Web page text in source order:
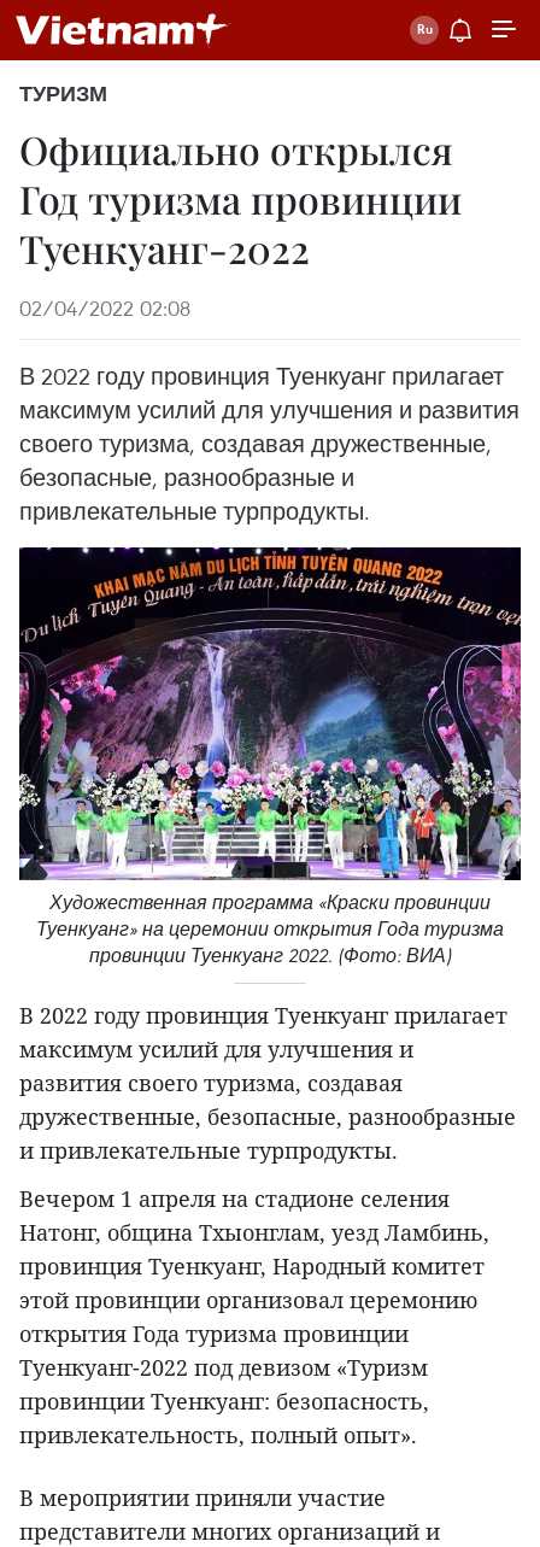
ТУРИЗМ
Официально открылся
Год туризма провинции
Туенкуанг-2022
02/04/2022 02:08
В 2022 году провинция Туенкуанг прилагает
максимум усилий для улучшения и развития
своего туризма, создавая дружественные,
безопасные, разнообразные и
привлекательные турпродукты.
Художественная программа «Краски провинции
Туенкуанг» на церемонии открытия Года туризма
провинции Туенкуанг 2022. (Фото: ВИА)
В 2022 году провинция Туенкуанг прилагает
максимум усилий для улучшения и
развития своего туризма, создавая
дружественные, безопасные, разнообразные
и привлекательные турпродукты.
Вечером 1 апреля на стадионе селения
Натонг, община Тхыонглам, уезд Ламбинь,
провинция Туенкуанг, Народный комитет
этой провинции организовал церемонию
открытия Года туризма провинции
Туенкуанг-2022 под девизом «Туризм
провинции Туенкуанг: безопасность,
привлекательность, полный опыт».
В мероприятии приняли участие
представители многих организаций и